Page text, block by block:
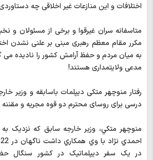
اختلافات و این منازعات غیر اخلاقی چه
متاسفانه سران غیرقوا و برخی از مسئولان و
مکرر مقام معظم رهبری مبنی بر علنی نشدن
به میان مردم و حفظ آرامش کشور را نادیده می
مدعی ولایتمداری هستند!
رفتار منوچهر متکی دیپلمات باسابقه و وزیر
درسی برای روسای محترم دو قوه مجریه و مقننه
منوچهر متکي، وزير خارجه سابق که نزديک
در يک سفر ديپلماتيک در کشور سنگال